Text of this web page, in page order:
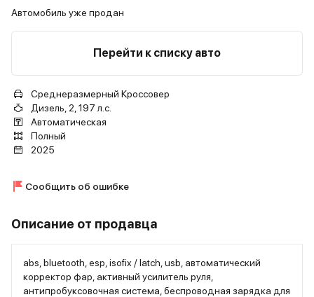
Автомобиль уже продан
Перейти к списку авто
Среднеразмерный Кроссовер
Дизель, 2, 197 л.с.
Автоматическая
Полный
2025
Сообщить об ошибке
Описание от продавца
abs, bluetooth, esp, isofix / latch, usb, автоматический
корректор фар, активный усилитель руля,
антипробуксовочная система, беспроводная зарядка для